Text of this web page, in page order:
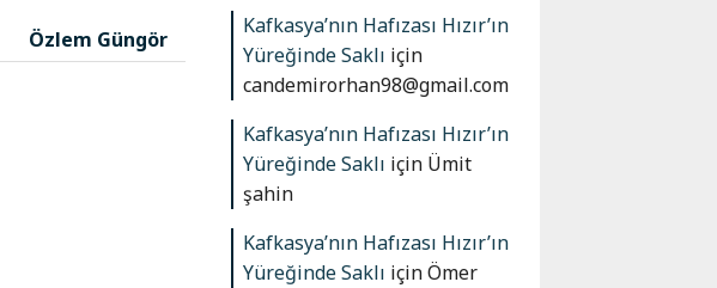
Özlem Güngör
Kafkasya’nın Hafızası Hızır’ın
Yüreğinde Saklı için
candemirorhan98@gmail.com
Kafkasya’nın Hafızası Hızır’ın
Yüreğinde Saklı için Ümit
şahin
Kafkasya’nın Hafızası Hızır’ın
Yüreğinde Saklı içinÖmer